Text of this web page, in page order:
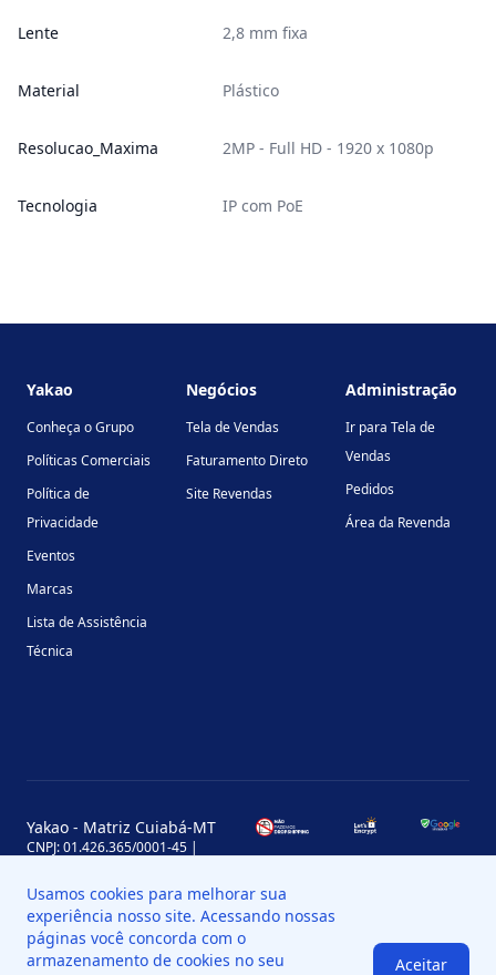
Lente 2,8 mm fixa
Material Plástico
Resolucao_Maxima 2MP - Full HD - 1920 x 1080p
Tecnologia IP com PoE
Yakao
Conheça o Grupo
Políticas Comerciais
Política de
Privacidade
Eventos
Marcas
Lista de Assistência
Técnica
Negócios
Tela de Vendas
Faturamento Direto
Site Revendas
Administração
Ir para Tela de
Vendas
Pedidos
Área da Revenda
Yakao - Matriz Cuiabá-MT
CNPJ: 01.426.365/0001-45 |
Leblon, MT, Brasil, CEP 78060-000
Yakao - Filial Sinop-MT
CNPJ: 01.426.365/0008-11 |
Inscrição Estadual: 13.898.651-7
Usamos cookies para melhorar sua
experiência nosso site. Acessando nossas
páginas você concorda com o
armazenamento de cookies no seu
Aceitar